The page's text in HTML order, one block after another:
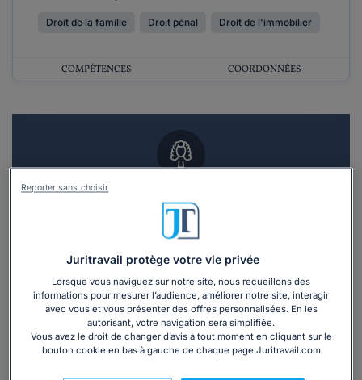
Droit de la famille Droit pénal Droit de l'immobilier
COMPÉTENCES COORDONNÉES
Vous souhaitez un RDV en cabinet avec un
avocat ?
Recevoir des devis d'avocats
3 devis en 48h
Juritravail protège votre vie privée
Lorsque vous naviguez sur notre site, nous recueillons des
informations pour mesurer l’audience, améliorer notre site, interagir
avec vous et vous présenter des offres personnalisées. En les
autorisant, votre navigation sera simplifiée.
Vous avez le droit de changer d’avis à tout moment en cliquant sur le
bouton cookie en bas à gauche de chaque page Juritravail.com
Reporter sans choisir